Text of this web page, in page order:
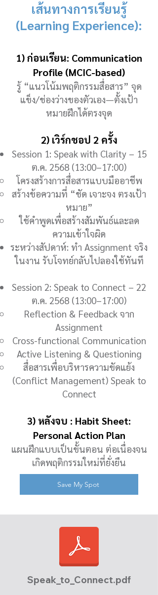
เส้นทางการเรียนรู้
(Learning Experience):
1) ก่อนเรียน: Communication
Profile (MCIC-based)
รู้ “แนวโน้มพฤติกรรมสื่อสาร” จุด
แข็ง/ช่องว่างของตัวเอง—ตั้งเป้า
หมายฝึกได้ตรงจุด
2) เวิร์กชอป 2 ครั้ง
Session 1: Speak with Clarity – 15
ต.ค. 2568 (13:00–17:00)
โครงสร้างการสื่อสารแบบมืออาชีพ
สร้างข้อความที่ “ชัด เจาะจง ตรงเป้า
หมาย”
ใช้คำพูดเพื่อสร้างสัมพันธ์และลด
ความเข้าใจผิด
ระหว่างสัปดาห์: ทำ Assignment จริง
ในงาน รับโจทย์กลับไปลองใช้ทันที
Session 2: Speak to Connect – 22
ต.ค. 2568 (13:00–17:00)
Reflection & Feedback จาก
Assignment
Cross-functional Communication
Active Listening & Questioning
สื่อสารเพื่อบริหารความขัดแย้ง
(Conflict Management) Speak to
Connect
3) หลังจบ : Habit Sheet:
Personal Action Plan
แผนฝึกแบบเป็นขั้นตอน ต่อเนื่องจน
เกิดพฤติกรรมใหม่ที่ยั่งยืน
Save My Spot
Speak_to_Connect.pdf